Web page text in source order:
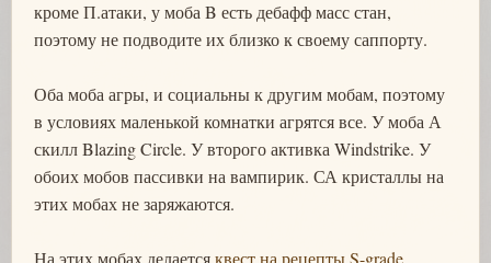
кроме П.атаки, у моба B есть дебафф масс стан,
поэтому не подводите их близко к своему саппорту.
Оба моба агры, и социальны к другим мобам, поэтому
в условиях маленькой комнатки агрятся все. У моба А
скилл Blazing Circle. У второго активка Windstrike. У
обоих мобов пассивки на вампирик. СА кристаллы на
этих мобах не заряжаются.
На этих мобах делаетсяквест на рецепты S-grade